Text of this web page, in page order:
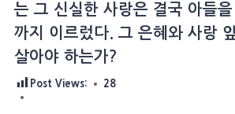
는 그 신실한 사랑은 결국 아들을
까지 이르렀다. 그 은혜와 사랑
살아야 하는가?
Post Views: 28